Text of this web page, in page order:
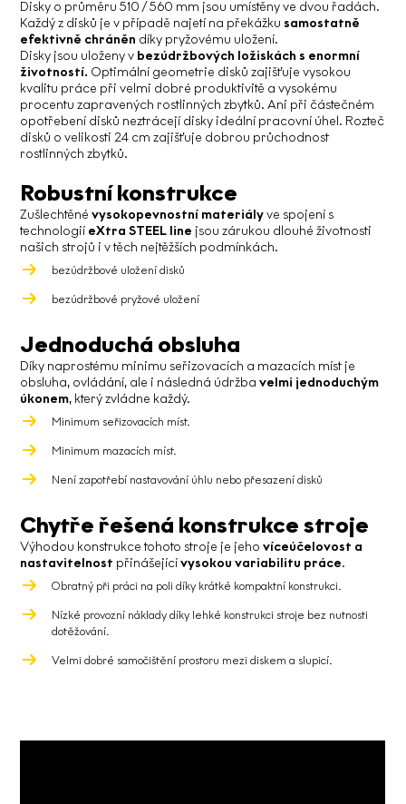
Disky o průměru 510 / 560 mm jsou umístěny ve dvou řadách.
Každý z disků je v případě najetí na překážkusamostatně
efektivně chráněn díky pryžovému uložení.
Disky jsou uloženy v bezúdržbových ložiskách s enormní
životností. Optimální geometrie disků zajišťuje vysokou
kvalitu práce při velmi dobré produktivitě a vysokému
procentu zapravených rostlinných zbytků. Ani při částečném
opotřebení disků neztrácejí disky ideální pracovní úhel. Rozteč
disků o velikosti 24 cm zajišťuje dobrou průchodnost
rostlinných zbytků.
Robustní konstrukce
Zušlechtěnévysokopevnostní materiályve spojení s
technologií eXtra STEEL line jsou zárukou dlouhé životnosti
našich strojů i v těch nejtěžších podmínkách.
bezúdržbové uložení disků
bezúdržbové pryžové uložení
Jednoduchá obsluha
Díky naprostému minimu seřizovacích a mazacích míst je
obsluha, ovládání, ale i následná údržbavelmi jednoduchým
úkonem, který zvládne každý.
Minimum seřizovacích míst.
Minimum mazacích míst.
Není zapotřebí nastavování úhlu nebo přesazení disků
Chytře řešená konstrukce stroje
Výhodou konstrukce tohoto stroje je jehovíceúčelovost a
nastavitelnost přinášejícívysokou variabilitu práce.
Obratný při práci na poli díky krátké kompaktní konstrukci.
Nízké provozní náklady díky lehké konstrukci stroje bez nutnosti
dotěžování.
Velmi dobré samočištění prostoru mezi diskem a slupicí.